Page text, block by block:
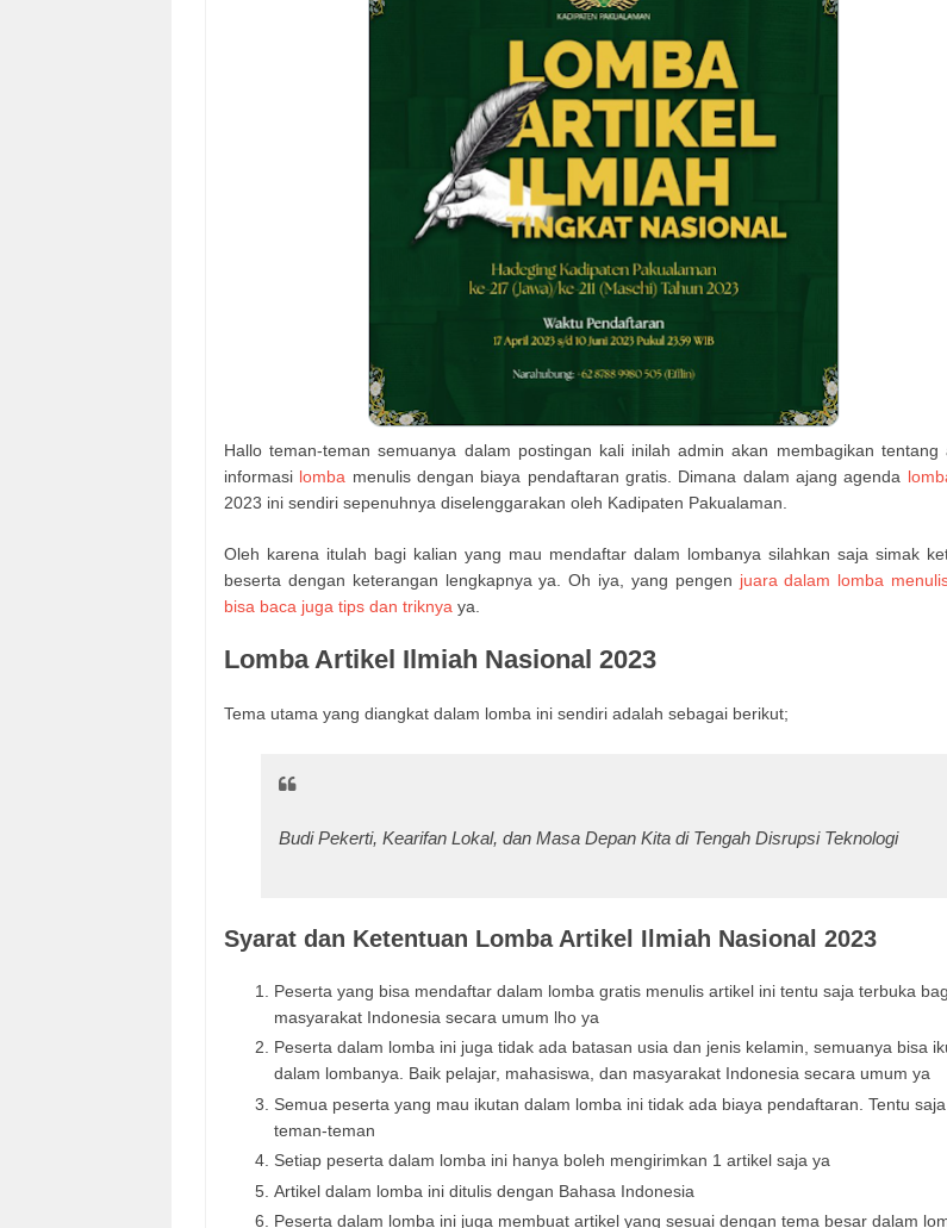
Hallo teman-teman semuanya dalam postingan kali inilah admin akan membagikan tentang
informasi lomba menulis dengan biaya pendaftaran gratis. Dimana dalam ajang agenda
2023 ini sendiri sepenuhnya diselenggarakan oleh Kadipaten Pakualaman.
Oleh karena itulah bagi kalian yang mau mendaftar dalam lombanya silahkan saja simak
beserta dengan keterangan lengkapnya ya. Oh iya, yang pengen juara dalam lomba
bisa baca juga tips dan triknya ya.
Lomba Artikel Ilmiah Nasional 2023
Tema utama yang diangkat dalam lomba ini sendiri adalah sebagai berikut;
Budi Pekerti, Kearifan Lokal, dan Masa Depan Kita di Tengah Disrupsi Teknologi
Syarat dan Ketentuan Lomba Artikel Ilmiah Nasional 2023
Peserta yang bisa mendaftar dalam lomba gratis menulis artikel ini tentu saja terbuka
masyarakat Indonesia secara umum lho ya
Peserta dalam lomba ini juga tidak ada batasan usia dan jenis kelamin, semuanya bisa
dalam lombanya. Baik pelajar, mahasiswa, dan masyarakat Indonesia secara umum ya
Semua peserta yang mau ikutan dalam lomba ini tidak ada biaya pendaftaran. Tentu saja
teman-teman
Setiap peserta dalam lomba ini hanya boleh mengirimkan 1 artikel saja ya
Artikel dalam lomba ini ditulis dengan Bahasa Indonesia
Peserta dalam lomba ini juga membuat artikel yang sesuai dengan tema besar dalam